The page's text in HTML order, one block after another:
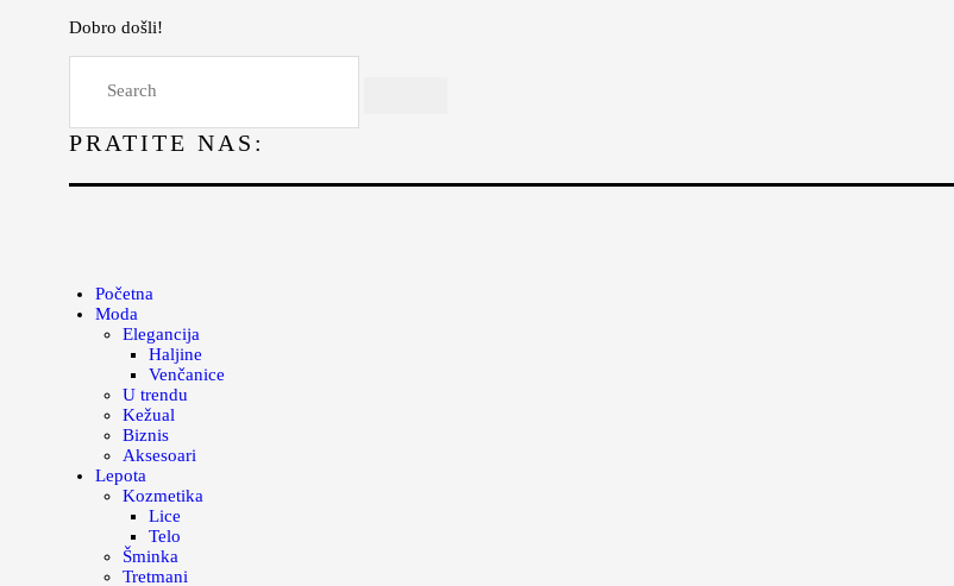
Dobro došli!
PRATITE NAS:
Početna
Moda
Elegancija
Haljine
Venčanice
U trendu
Kežual
Biznis
Aksesoari
Lepota
Kozmetika
Lice
Telo
Šminka
Tretmani
Lepota
Kuhinja
Magazin